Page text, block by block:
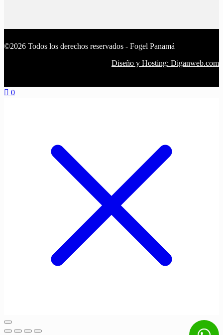
©2026 Todos los derechos reservados - Fogel Panamá
Diseño y Hosting: Diganweb.com
0